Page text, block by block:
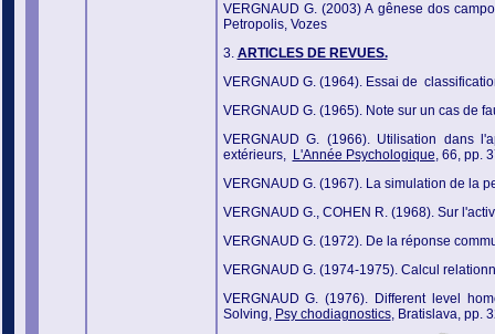
VERGNAUD G. (2003) A gênese dos
Petropolis, Vozes
3. ARTICLES DE REVUES.
VERGNAUD G. (1964). Essai de
VERGNAUD G. (1965). Note sur un cas de
VERGNAUD G. (1966). Utilisation dans
extérieurs, L'Année Psychologique, 66, pp.
VERGNAUD G. (1967). La simulation de la
VERGNAUD G., COHEN R. (1968). Sur
VERGNAUD G. (1972). De la réponse
VERGNAUD G. (1974-1975). Calcul
VERGNAUD G. (1976). Different level
Solving, Psy chodiagnostics, Bratislava, pp.